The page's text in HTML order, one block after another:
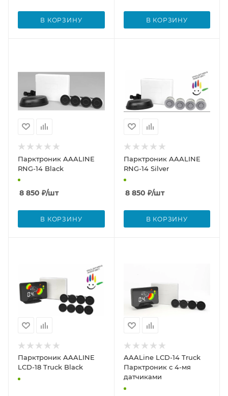
В КОРЗИНУ В КОРЗИНУ
Парктроник AAALINE
RNG-14 Black
8 850 ₽/шт
В КОРЗИНУ
Парктроник AAALINE
RNG-14 Silver
8 850 ₽/шт
В КОРЗИНУ
Парктроник AAALINE
LCD-18 Truck Black
AAALine LCD-14 Truck
Парктроник с 4-мя
датчиками